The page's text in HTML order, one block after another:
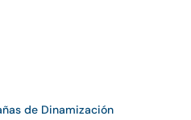
de Dinamización